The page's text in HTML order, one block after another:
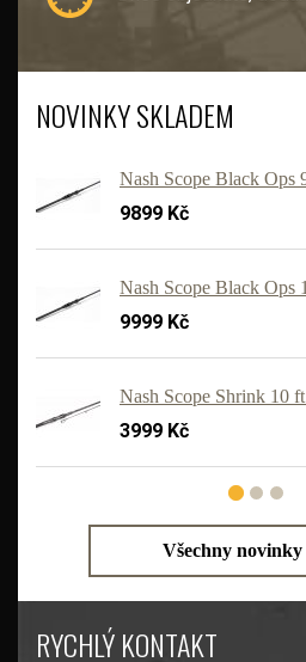
NOVINKY SKLADEM
Nash Scope Black Ops
9899 Kč
Nash Scope Black Ops
9999 Kč
Nash Scope Shrink 10
3999 Kč
Všechny novinky
RYCHLÝ KONTAKT